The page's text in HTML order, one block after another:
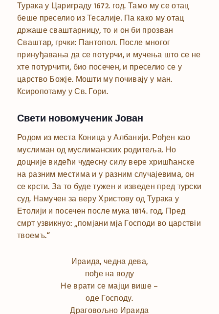
Турака у Цариграду 1672. год. Тамо му се отац
беше преселио из Тесалије. Па како му отац
држаше сваштарницу, то и он би прозван
Сваштар, грчки: Пантопол. После многог
принуђавања да се потурчи, и мучења што се не
хте потурчити, био посечен, и преселио се у
царство Божје. Мошти му почивају у ман.
Ксиропотаму у Св. Гори.
Свети новомученик Јован
Родом из места Коница у Албанији. Рођен као
муслиман од муслиманских родитеља. Но
доцније видећи чудесну силу вере хришћанске
на разним местима и у разним случајевима, он
се крсти. За то буде тужен и изведен пред турски
суд. Намучен за веру Христову од Турака у
Етолији и посечен после мука 1814. год. Пред
смрт узвикнуо: „помјани мја Господи во царствіи
твоемъ.“
Ираида, чедна дева,
пође на воду
Не врати се мајци више –
оде Господу.
Драговољно Ираида